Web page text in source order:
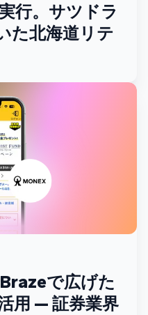
行。サツドラ
た北海道リテ
で広げた
用 — 証券業界